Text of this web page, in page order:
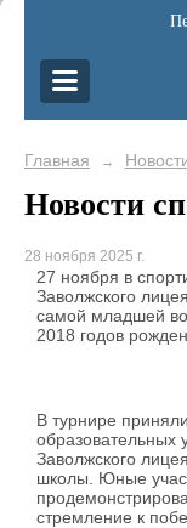
Главная →
Новости
28 ноября 2025 г.
27 ноября в
Заволжского
самой младшей
2018 годов
В турнире
образовательных
Заволжского
школы. Юные
стремление к